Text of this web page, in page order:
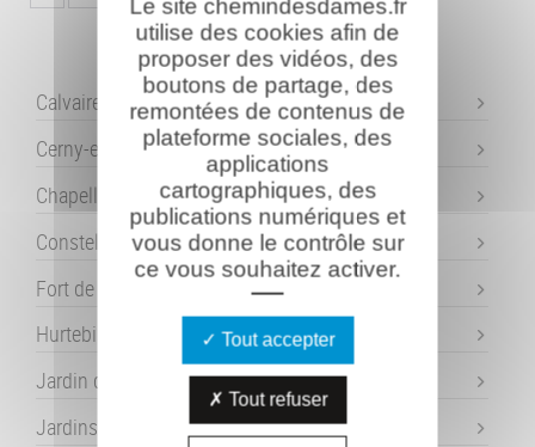
Calvaire de l'Ange-Gardien
Cerny-en-Laonnois
Chapelle Ste Berthe
Constellation de la Douleur
Fort de Condé
Hurtebise
Jardin de Mémoire - Laffaux
Jardins de la Paix - Craonne
Le site chemindesdames.fr
utilise des cookies afin de
proposer des vidéos, des
boutons de partage, des
remontées de contenus de
plateforme sociales, des
applications
cartographiques, des
publications numériques et
vous donne le contrôle sur
ce vous souhaitez activer.
Tout accepter
Tout refuser